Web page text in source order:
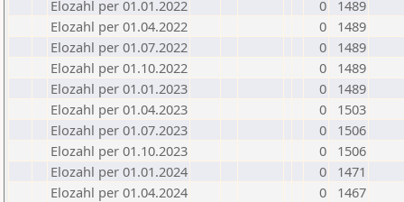
Elozahl per 01.01.2022
0
1489
Elozahl per 01.04.2022
0
1489
Elozahl per 01.07.2022
0
1489
Elozahl per 01.10.2022
0
1489
Elozahl per 01.01.2023
0
1489
Elozahl per 01.04.2023
0
1503
Elozahl per 01.07.2023
0
1506
Elozahl per 01.10.2023
0
1506
Elozahl per 01.01.2024
0
1471
Elozahl per 01.04.2024
0
1467